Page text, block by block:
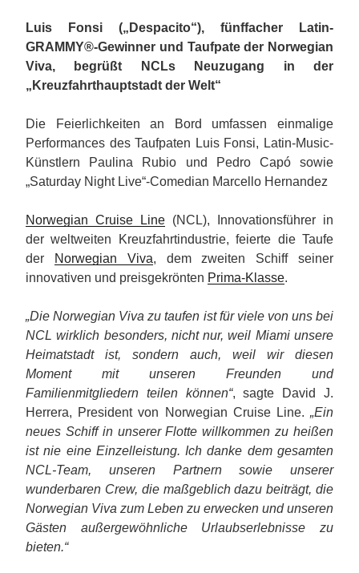
Luis Fonsi („Despacito“), fünffacher Latin-
GRAMMY®-Gewinner und Taufpate der Norwegian
Viva, begrüßt NCLs Neuzugang in der
„Kreuzfahrthauptstadt der Welt“
Die Feierlichkeiten an Bord umfassen einmalige
Performances des Taufpaten Luis Fonsi, Latin-Music-
Künstlern Paulina Rubio und Pedro Capó sowie
„Saturday Night Live“-Comedian Marcello Hernandez
Norwegian Cruise Line (NCL), Innovationsführer in
der weltweiten Kreuzfahrtindustrie, feierte die Taufe
der
Norwegian Viva, dem zweiten Schiff seiner
innovativen und preisgekrönten Prima-Klasse.
„Die Norwegian Viva zu taufen ist für viele von uns bei
NCL wirklich besonders, nicht nur, weil Miami unsere
Heimatstadt ist, sondern auch, weil wir diesen
Moment mit unseren Freunden und
Familienmitgliedern teilen können“, sagte David J.
Herrera, President von Norwegian Cruise Line. „Ein
neues Schiff in unserer Flotte willkommen zu heißen
ist nie eine Einzelleistung. Ich danke dem gesamten
NCL-Team, unseren Partnern sowie unserer
wunderbaren Crew, die maßgeblich dazu beiträgt, die
Norwegian Viva zum Leben zu erwecken und unseren
Gästen außergewöhnliche Urlaubserlebnisse zu
bieten.“